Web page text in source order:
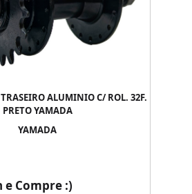
ALUMINIO C/ ROL. 32F.
PRETO YAMADA
YAMADA
e Compre :)